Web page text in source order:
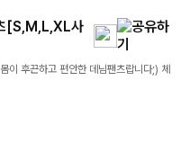
[S,M,L,XL사
이 후끈하고 편안한 데님팬츠랍니다;) 체